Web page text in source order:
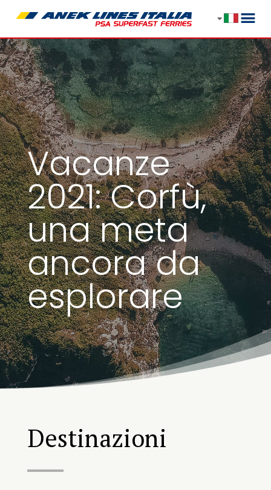
Vacanze
2021: Corfù,
una meta
ancora da
esplorare
Destinazioni